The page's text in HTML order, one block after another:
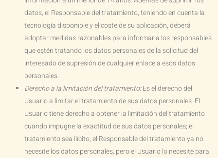
datos, el Responsable del tratamiento, teniendo en cuenta la
tecnología disponible y el coste de su aplicación, deberá
adoptar medidas razonables para informar a los responsables
que estén tratando los datos personales de la solicitud del
interesado de supresión de cualquier enlace a esos datos
personales.
Derecho a la limitación del tratamiento:Es el derecho del
Usuario a limitar el tratamiento de sus datos personales. El
Usuario tiene derecho a obtener la limitación del tratamiento
cuando impugne la exactitud de sus datos personales; el
tratamiento sea ilícito; el Responsable del tratamiento ya no
necesite los datos personales, pero el Usuario lo necesite para